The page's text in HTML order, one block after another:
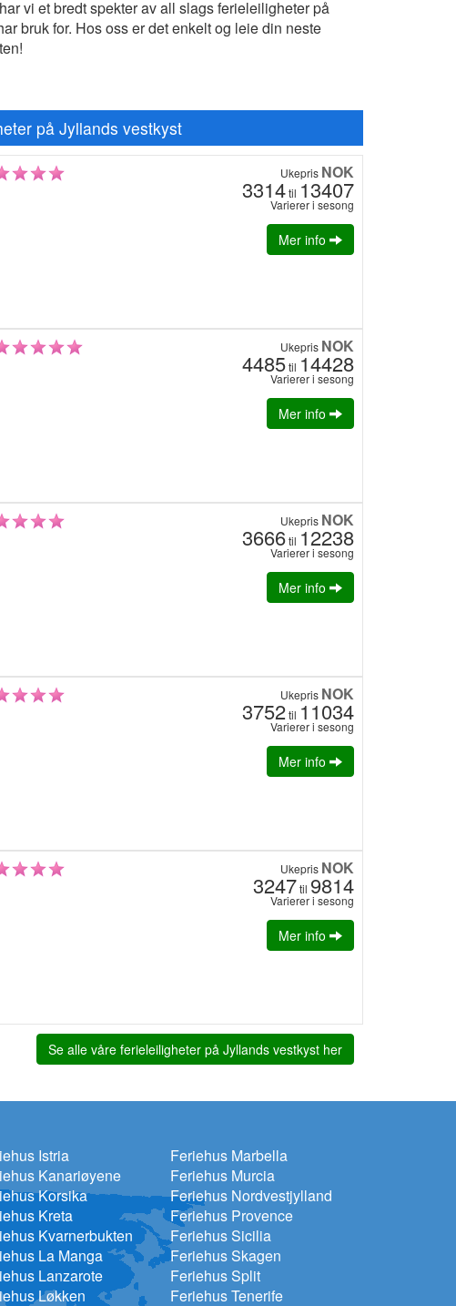
vi et bredt spekter av all slags ferieleiligheter på
bruk for. Hos oss er det enkelt og leie din neste
på Jyllands vestkyst
Ukepris NOK
3314til 13407
Varierer i sesong
Mer info
Ukepris NOK
4485til 14428
Varierer i sesong
Mer info
Ukepris NOK
3666til 12238
Varierer i sesong
Mer info
Ukepris NOK
3752til 11034
Varierer i sesong
Mer info
Ukepris NOK
3247til 9814
Varierer i sesong
Mer info
Se alle våre ferieleiligheter på Jyllands vestkyst her
Istria
Kanariøyene
Korsika
Kreta
Kvarnerbukten
La Manga
Lanzarote
Løkken
Feriehus Marbella
Feriehus Murcia
Feriehus Nordvestjylland
Feriehus Provence
Feriehus Sicilia
Feriehus Skagen
Feriehus Split
Feriehus Tenerife